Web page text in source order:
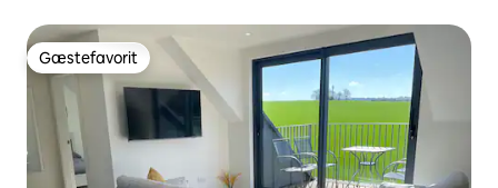
Gæstefavorit
Gæstefavorit